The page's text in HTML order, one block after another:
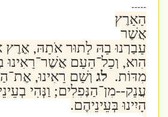
-----
הָאָרֶץ
אֲשֶׁר
עָבַרְנוּ בָהּ לָתוּר אֹתָהּ, אֶרֶץ
הִוא, וְכָל־הָעָם אֲשֶׁר־רָאִינוּ
מִדּוֹת.לגוְשָׁם רָאִינוּ,
עֲנָק--מִן־הַנְּפִלִים; וַנְּהִי
הָיִינוּ בְּעֵינֵיהֶם.